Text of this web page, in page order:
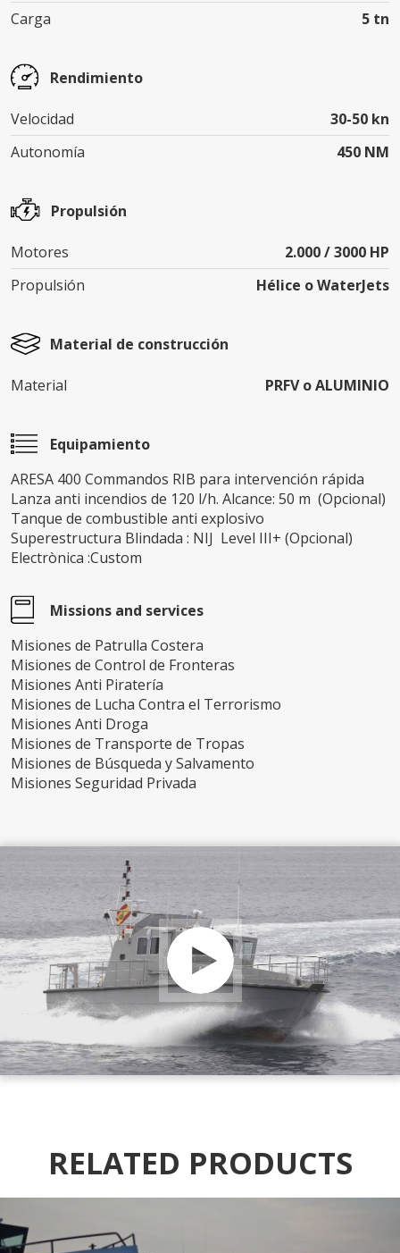
Carga 5 tn
Rendimiento
Velocidad
30-50 kn
Autonomía
450 NM
Propulsión
Motores
2.000 / 3000 HP
Propulsión
Hélice o WaterJets
Material de construcción
Material PRFV o ALUMINIO
Equipamiento
ARESA 400 Commandos RIB para intervención rápida
Lanza anti incendios de 120 l/h. Alcance: 50 m (Opcional)
Tanque de combustible anti explosivo
Superestructura Blindada : NIJ Level III+ (Opcional)
Electrònica :Custom
Missions and services
Misiones de Patrulla Costera
Misiones de Control de Fronteras
Misiones Anti Piratería
Misiones de Lucha Contra el Terrorismo
Misiones Anti Droga
Misiones de Transporte de Tropas
Misiones de Búsqueda y Salvamento
Misiones Seguridad Privada
RELATED PRODUCTS